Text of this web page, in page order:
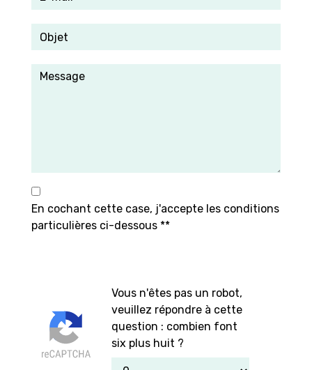
En cochant cette case, j'accepte les conditions
particulières ci-dessous **
Vous n'êtes pas un robot,
veuillez répondre à cette
question : combien font
six plus huit ?